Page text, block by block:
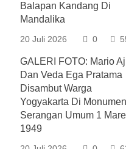
Balapan Kandang Di
Mandalika
20 Juli 2026 0
GALERI FOTO: Mario
Dan Veda Ega Pratama
Disambut Warga
Yogyakarta Di Monumen
Serangan Umum 1
1949